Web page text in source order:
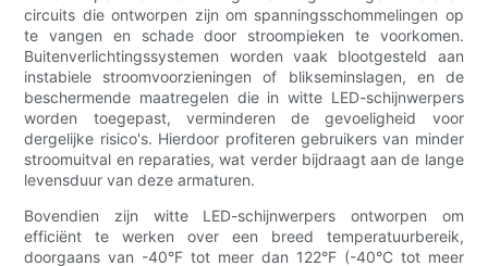
circuits die ontworpen zijn om spanningsschommelingen op
te vangen en schade door stroompieken te voorkomen.
Buitenverlichtingssystemen worden vaak blootgesteld aan
instabiele stroomvoorzieningen of blikseminslagen, en de
beschermende maatregelen die in witte LED-schijnwerpers
worden toegepast, verminderen de gevoeligheid voor
dergelijke risico's. Hierdoor profiteren gebruikers van minder
stroomuitval en reparaties, wat verder bijdraagt ​​aan de lange
levensduur van deze armaturen.
Bovendien zijn witte LED-schijnwerpers ontworpen om
efficiënt te werken over een breed temperatuurbereik,
doorgaans van -40°F tot meer dan 122°F (-40°C tot meer